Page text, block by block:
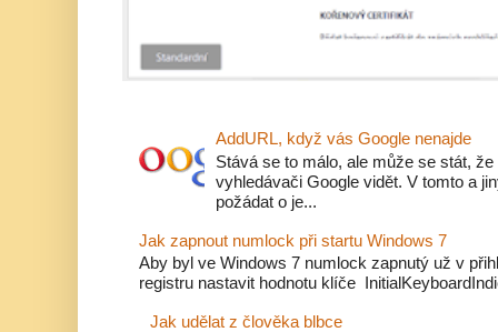
AddURL, když vás Google nenajde
Stává se to málo, ale může se stát,
vyhledávači Google vidět. V tomto a
požádat o je...
Jak zapnout numlock při startu Windows 7
Aby byl ve Windows 7 numlock zapnutý už v
registru nastavit hodnotu klíče
Jak udělat z člověka blbce